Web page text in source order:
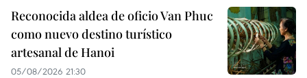
Reconocida aldea de oficio Van Phuc
como nuevo destino turístico
artesanal de Hanoi
05/08/2026 21:30